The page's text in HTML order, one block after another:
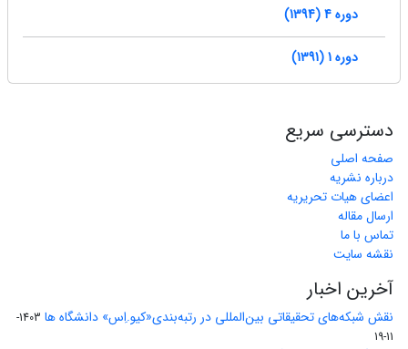
دوره 4 (1394)
دوره 1 (1391)
دسترسی سریع
صفحه اصلی
درباره نشریه
اعضای هیات تحریریه
ارسال مقاله
تماس با ما
نقشه سایت
آخرین اخبار
نقش شبکه‌های تحقیقاتی بین‌المللی در رتبه‌بندی«کیو.اِس» دانشگاه ها
1403-
11-19